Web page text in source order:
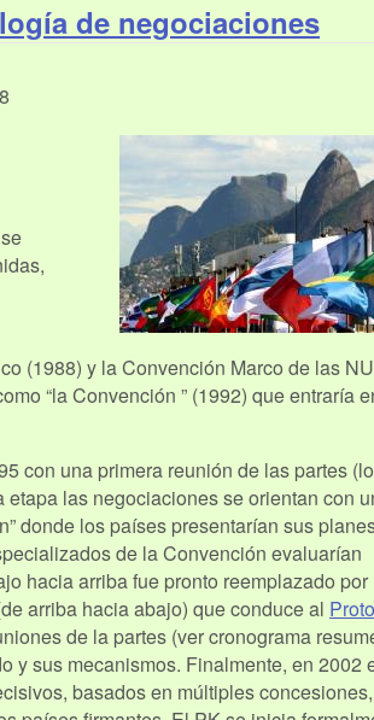
de negociaciones
(1988) y la Convención Marco de las
“la Convención ” (1992) que entraría
con una primera reunión de las partes
las negociaciones se orientan con
donde los países presentarían sus
de la Convención evaluarían
hacia arriba fue pronto reemplazado por
arriba hacia abajo) que conduce al
de la partes (ver cronograma
y sus mecanismos. Finalmente, en 2002
basados en múltiples